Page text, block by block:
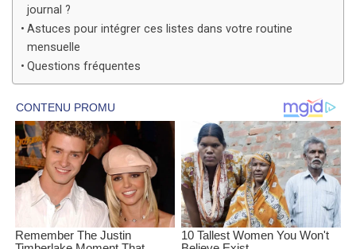
journal ?
Astuces pour intégrer ces listes dans votre routine
mensuelle
Questions fréquentes